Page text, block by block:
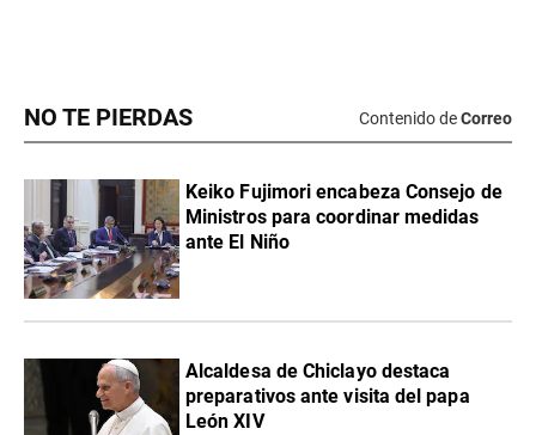
NO TE PIERDAS Contenido deCorreo
Keiko Fujimori encabeza Consejo de
Ministros para coordinar medidas
ante El Niño
Alcaldesa de Chiclayo destaca
preparativos ante visita del papa
León XIV